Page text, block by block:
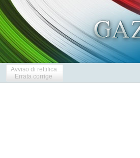
Avviso di rettifica
Errata corrige